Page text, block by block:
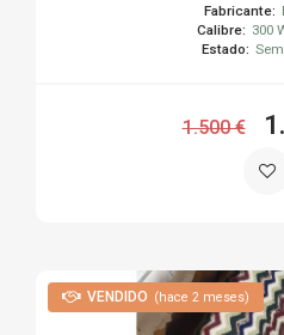
Fabricante:
Calibre: 300
Estado:
1.500 €
VENDIDO (hace 2 meses)